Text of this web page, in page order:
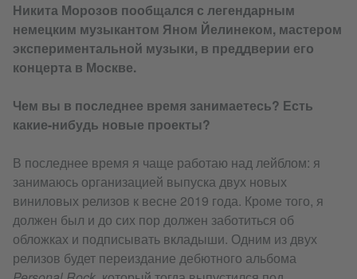
Никита Морозов пообщался с легендарным
немецким музыкантом Яном Йелинеком, мастером
экспериментальной музыки, в преддверии его
концерта в Москве.
Чем вы в последнее время занимаетесь? Есть
какие-нибудь новые проекты?
В последнее время я чаще работаю над лейблом: я
занимаюсь организацией выпуска двух новых
виниловых релизов к весне 2019 года. Кроме того, я
должен был и до сих пор должен заботиться об
обложках и подписывать вкладыши. Одним из двух
релизов будет переиздание дебютного альбома